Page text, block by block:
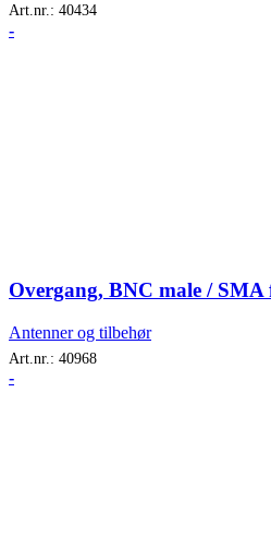
Art.nr.: 40434
-
Overgang, BNC male / SMA
Antenner og tilbehør
Art.nr.: 40968
-